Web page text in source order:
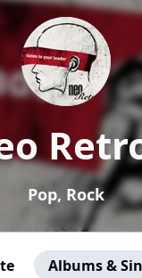
Pop, Rock
Albums &